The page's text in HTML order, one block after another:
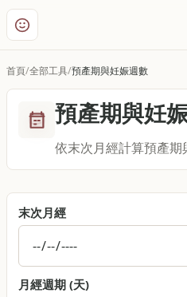
首頁 全部工具 預產期與妊娠週數
預產期與妊
依末次月經計算預產期
末次月經
月經週期 (天)